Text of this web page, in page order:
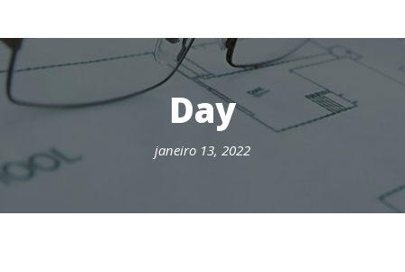
Day
janeiro 13, 2022